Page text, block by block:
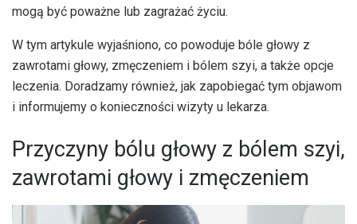
mogą być poważne lub zagrażać życiu.
W tym artykule wyjaśniono, co powoduje bóle głowy z
zawrotami głowy, zmęczeniem i bólem szyi, a także opcje
leczenia. Doradzamy również, jak zapobiegać tym objawom
i informujemy o konieczności wizyty u lekarza.
Przyczyny bólu głowy z bólem szyi,
zawrotami głowy i zmęczeniem